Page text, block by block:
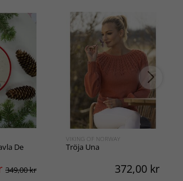
De
349,00 kr
VIKING OF NORWAY
Tröja Una
372,00 kr